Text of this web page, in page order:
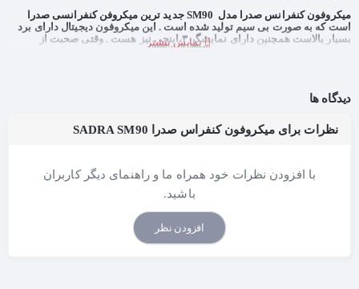
میکروفون کنفرانس صدرا مدل SM90 جدید ترین میکروفن کنفرانسی صدرا
است که به صورت بی سیم تولید شده است . این میکروفون دیجیتال دارای برد
بسیار بالاست همچنین دارای نمایشگر ۳ اینچی نیز هست . وقتی صحبت از
قابلیت بی سیم دستگاه می شود مشکلاتی اعم از قطع و وصلی صدا و وجود نویز
را قبل از تولید انبوه تست کرده اند تا هنگام برگزاری جلسات شما بالاترین
کنترل نظم جلسات با استفاده از زمان بندی میکروفن و کلید حق تقدم اشاره
کرد.
دردر جلسات ویدئو کنفرانس و یا سالن های کنفرانس که تعداد افراد سخنران
زیاد هستند علاوه بر سیستم صوتی، نیازمند یک سیستم تصویری مناسب هم
هستید تا تصویر شخص سخنران برای دیگران به نمایش گذاشته شود .گاهی با
کار را انجام دهد که نیاز به دقت زیادی داشته و دشوار است. میکروفن های
کنفرانس صدرا از سیستم اتوترکینگ پشتیبانی می کند . با استفاد از این سیستم
دیگر نیازی به اپراتور ندارید و با روشن شدن میکروفون سخنران دوربین به
دیدگاه ها
نظرات برای میکروفون کنفراس صدرا SADRA SM90
با افزودن نظرات خود همراه ما و راهنمای دیگر کاربران
باشید.
افزودن نظر